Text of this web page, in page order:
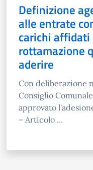
Definizione
alle entrate
carichi affidati
rottamazione
aderire
Con deliberazione
Consiglio
approvato
– Articolo ...